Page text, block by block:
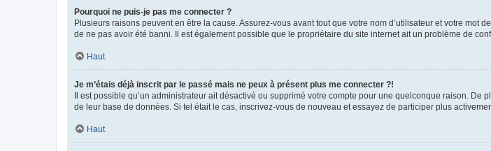
Pourquoi ne puis-je pas me connecter ?
Plusieurs raisons peuvent en être la cause. Assurez-vous avant tout que votre nom d’utilisateur et votre
de ne pas avoir été banni. Il est également possible que le propriétaire du site internet ait un problème de
Haut
Je m’étais déjà inscrit par le passé mais ne peux à présent plus me connecter ?!
Il est possible qu’un administrateur ait désactivé ou supprimé votre compte pour une quelconque raison.
de leur base de données. Si tel était le cas, inscrivez-vous de nouveau et essayez de participer plus
Haut